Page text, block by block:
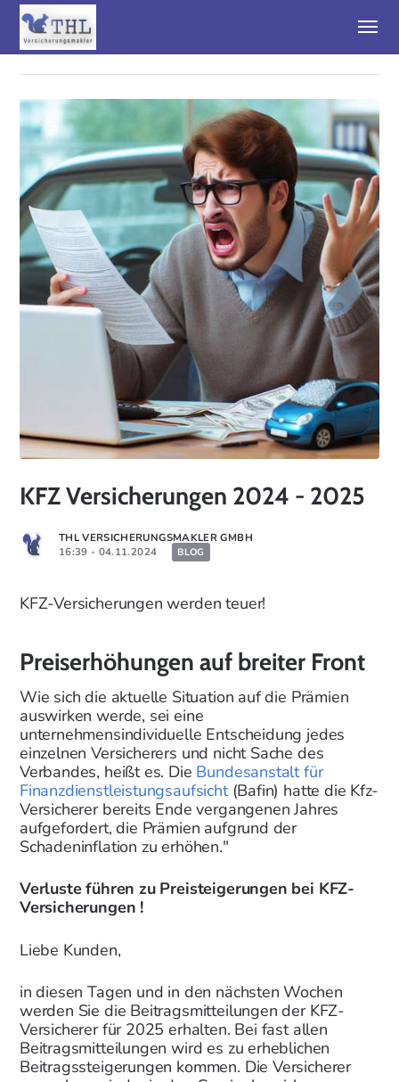
KFZ Versicherungen 2024 - 2025
THL VERSICHERUNGSMAKLER GMBH
16:39 - 04.11.2024
BLOG
KFZ-Versicherungen werden teuer!
Preiserhöhungen auf breiter Front
Wie sich die aktuelle Situation auf die Prämien
auswirken werde, sei eine
unternehmensindividuelle Entscheidung jedes
einzelnen Versicherers und nicht Sache des
Verbandes, heißt es. Die Bundesanstalt für
Finanzdienstleistungsaufsicht(Bafin) hatte die Kfz-
Versicherer bereits Ende vergangenen Jahres
aufgefordert, die Prämien aufgrund der
Schadeninflation zu erhöhen."
Verluste führen zu Preisteigerungen bei KFZ-
Versicherungen !
Liebe Kunden,
in diesen Tagen und in den nächsten Wochen
werden Sie die Beitragsmitteilungen der KFZ-
Versicherer für 2025 erhalten. Bei fast allen
Beitragsmitteilungen wird es zu erheblichen
Beitragssteigerungen kommen. Die Versicherer